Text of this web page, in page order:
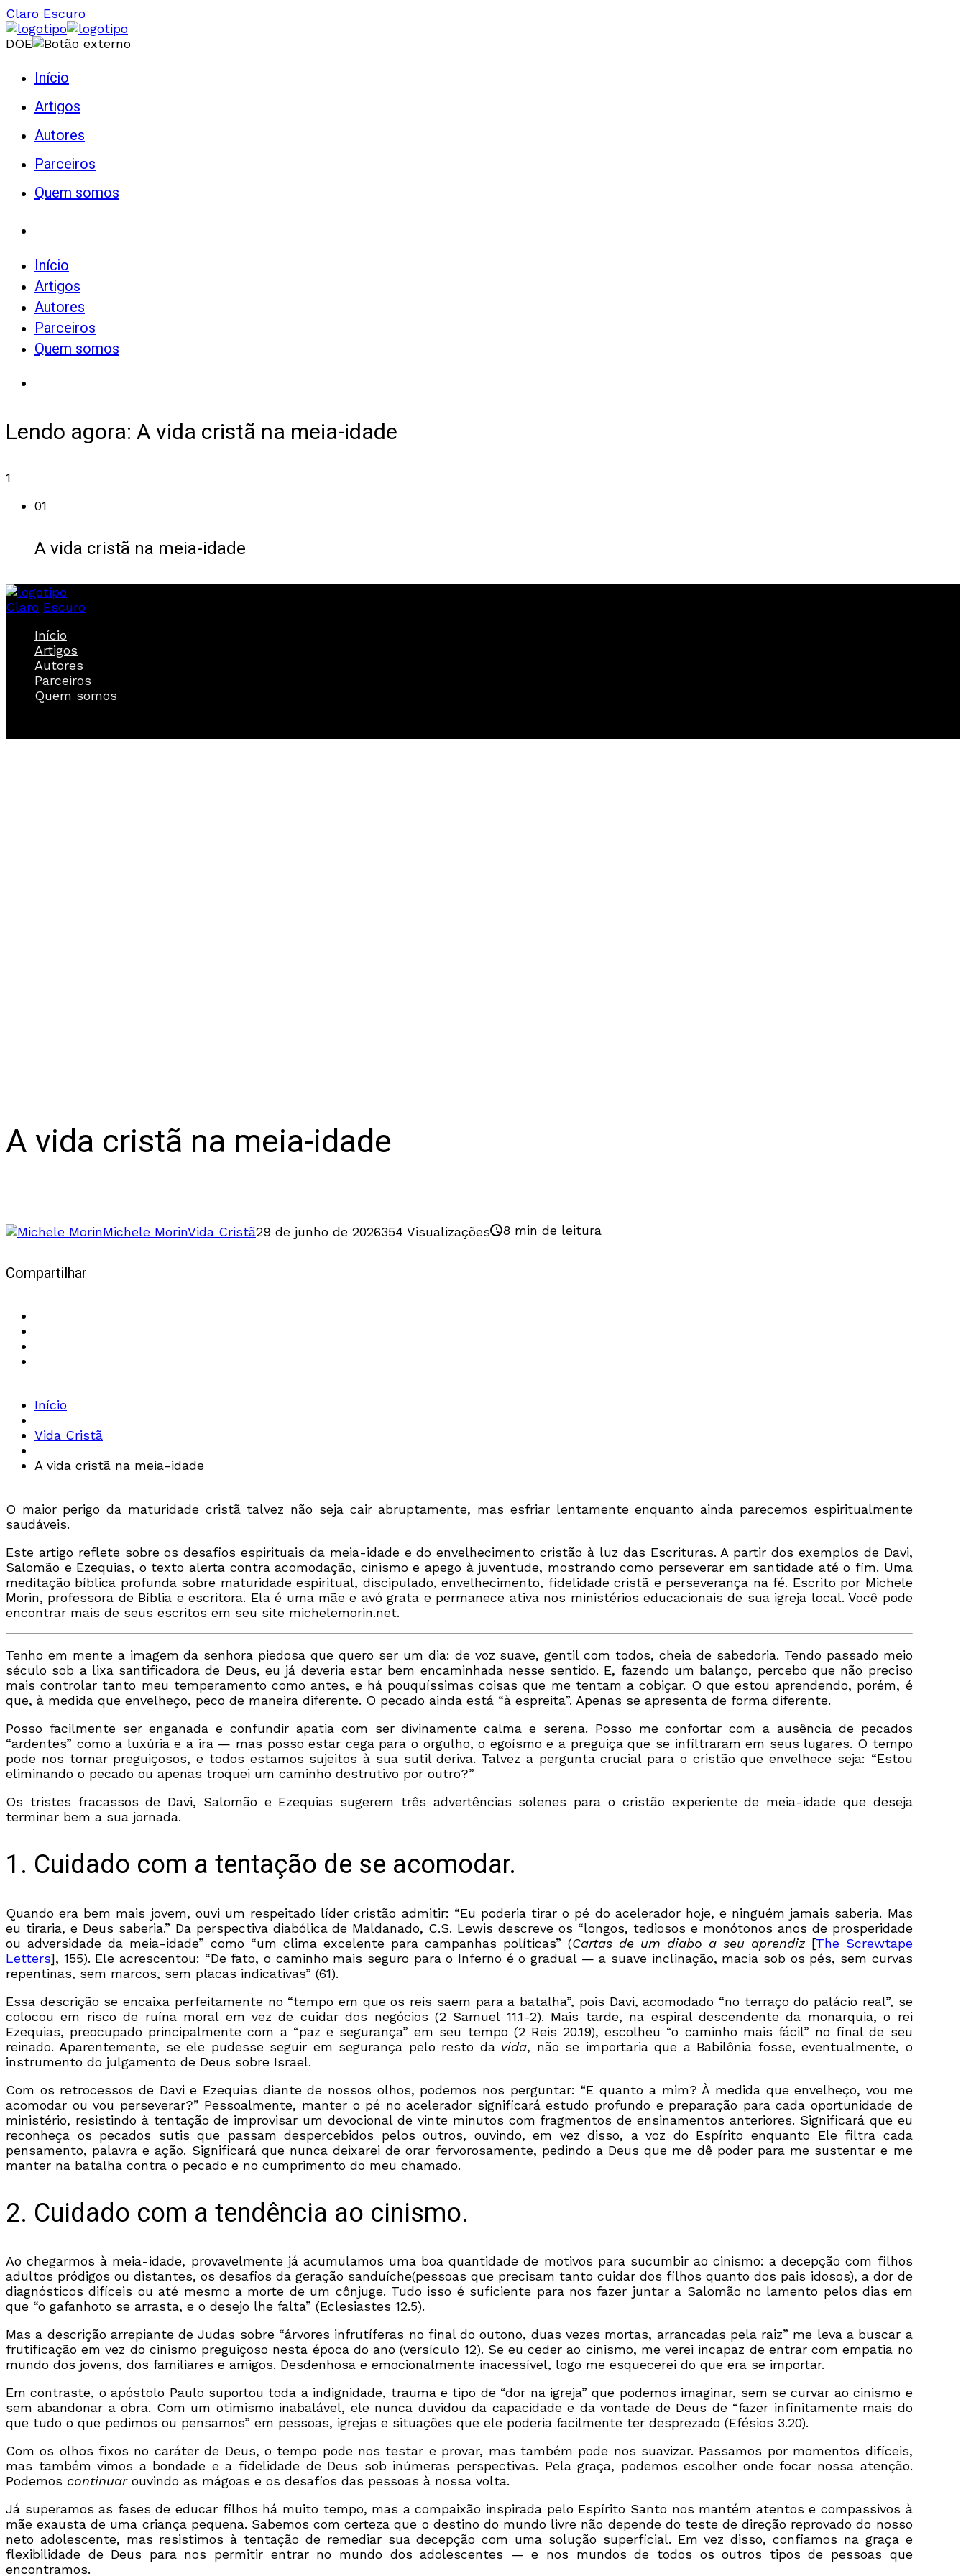
Claro Escuro
DOE
Início
Artigos
Autores
Parceiros
Quem somos
Início
Artigos
Autores
Parceiros
Quem somos
Lendo agora: A vida cristã na meia-idade
1
01
A vida cristã na meia-idade
Claro Escuro
Início
Artigos
Autores
Parceiros
Quem somos
A vida cristã na meia-idade
Michele MorinVida Cristã29 de junho de 2026354 Visualizações 8 min de leitura
Compartilhar
Início
Vida Cristã
A vida cristã na meia-idade
O maior perigo da maturidade cristã talvez não seja cair abruptamente, mas esfriar lentamente enquanto ainda parecemos espiritualmente
saudáveis.
Este artigo reflete sobre os desafios espirituais da meia-idade e do envelhecimento cristão à luz das Escrituras. A partir dos exemplos de Davi,
Salomão e Ezequias, o texto alerta contra acomodação, cinismo e apego à juventude, mostrando como perseverar em santidade até o fim. Uma
meditação bíblica profunda sobre maturidade espiritual, discipulado, envelhecimento, fidelidade cristã e perseverança na fé. Escrito por Michele
Morin, professora de Bíblia e escritora. Ela é uma mãe e avó grata e permanece ativa nos ministérios educacionais de sua igreja local. Você pode
encontrar mais de seus escritos em seu site michelemorin.net.
Tenho em mente a imagem da senhora piedosa que quero ser um dia: de voz suave, gentil com todos, cheia de sabedoria. Tendo passado meio
século sob a lixa santificadora de Deus, eu já deveria estar bem encaminhada nesse sentido. E, fazendo um balanço, percebo que não preciso
mais controlar tanto meu temperamento como antes, e há pouquíssimas coisas que me tentam a cobiçar. O que estou aprendendo, porém, é
que, à medida que envelheço, peco de maneira diferente. O pecado ainda está “à espreita”. Apenas se apresenta de forma diferente.
Posso facilmente ser enganada e confundir apatia com ser divinamente calma e serena. Posso me confortar com a ausência de pecados
“ardentes” como a luxúria e a ira — mas posso estar cega para o orgulho, o egoísmo e a preguiça que se infiltraram em seus lugares. O tempo
pode nos tornar preguiçosos, e todos estamos sujeitos à sua sutil deriva. Talvez a pergunta crucial para o cristão que envelhece seja: “Estou
eliminando o pecado ou apenas troquei um caminho destrutivo por outro?”
Os tristes fracassos de Davi, Salomão e Ezequias sugerem três advertências solenes para o cristão experiente de meia-idade que deseja
terminar bem a sua jornada.
1. Cuidado com a tentação de se acomodar.
Quando era bem mais jovem, ouvi um respeitado líder cristão admitir: “Eu poderia tirar o pé do acelerador hoje, e ninguém jamais saberia. Mas
eu tiraria, e Deus saberia.” Da perspectiva diabólica de Maldanado, C.S. Lewis descreve os “longos, tediosos e monótonos anos de prosperidade
ou adversidade da meia-idade” como “um clima excelente para campanhas políticas” (Cartas de um diabo a seu aprendiz[The Screwtape
Letters], 155). Ele acrescentou: “De fato, o caminho mais seguro para o Inferno é o gradual — a suave inclinação, macia sob os pés, sem curvas
repentinas, sem marcos, sem placas indicativas” (61).
Essa descrição se encaixa perfeitamente no “tempo em que os reis saem para a batalha”, pois Davi, acomodado “no terraço do palácio real”, se
colocou em risco de ruína moral em vez de cuidar dos negócios (2 Samuel 11.1-2). Mais tarde, na espiral descendente da monarquia, o rei
Ezequias, preocupado principalmente com a “paz e segurança” em seu tempo (2 Reis 20.19), escolheu “o caminho mais fácil” no final de seu
reinado. Aparentemente, se ele pudesse seguir em segurança pelo resto da vida, não se importaria que a Babilônia fosse, eventualmente, o
instrumento do julgamento de Deus sobre Israel.
Com os retrocessos de Davi e Ezequias diante de nossos olhos, podemos nos perguntar: “E quanto a mim? À medida que envelheço, vou me
acomodar ou vou perseverar?” Pessoalmente, manter o pé no acelerador significará estudo profundo e preparação para cada oportunidade de
ministério, resistindo à tentação de improvisar um devocional de vinte minutos com fragmentos de ensinamentos anteriores. Significará que eu
reconheça os pecados sutis que passam despercebidos pelos outros, ouvindo, em vez disso, a voz do Espírito enquanto Ele filtra cada
pensamento, palavra e ação. Significará que nunca deixarei de orar fervorosamente, pedindo a Deus que me dê poder para me sustentar e me
manter na batalha contra o pecado e no cumprimento do meu chamado.
2. Cuidado com a tendência ao cinismo.
Ao chegarmos à meia-idade, provavelmente já acumulamos uma boa quantidade de motivos para sucumbir ao cinismo: a decepção com filhos
adultos pródigos ou distantes, os desafios da geração sanduíche(pessoas que precisam tanto cuidar dos filhos quanto dos pais idosos), a dor de
diagnósticos difíceis ou até mesmo a morte de um cônjuge. Tudo isso é suficiente para nos fazer juntar a Salomão no lamento pelos dias em
que “o gafanhoto se arrasta, e o desejo lhe falta” (Eclesiastes 12.5).
Mas a descrição arrepiante de Judas sobre “árvores infrutíferas no final do outono, duas vezes mortas, arrancadas pela raiz” me leva a buscar a
frutificação em vez do cinismo preguiçoso nesta época do ano (versículo 12). Se eu ceder ao cinismo, me verei incapaz de entrar com empatia no
mundo dos jovens, dos familiares e amigos. Desdenhosa e emocionalmente inacessível, logo me esquecerei do que era se importar.
Em contraste, o apóstolo Paulo suportou toda a indignidade, trauma e tipo de “dor na igreja” que podemos imaginar, sem se curvar ao cinismo e
sem abandonar a obra. Com um otimismo inabalável, ele nunca duvidou da capacidade e da vontade de Deus de “fazer infinitamente mais do
que tudo o que pedimos ou pensamos” em pessoas, igrejas e situações que ele poderia facilmente ter desprezado (Efésios 3.20).
Com os olhos fixos no caráter de Deus, o tempo pode nos testar e provar, mas também pode nos suavizar. Passamos por momentos difíceis,
mas também vimos a bondade e a fidelidade de Deus sob inúmeras perspectivas. Pela graça, podemos escolher onde focar nossa atenção.
Podemos continuarouvindo as mágoas e os desafios das pessoas à nossa volta.
Já superamos as fases de educar filhos há muito tempo, mas a compaixão inspirada pelo Espírito Santo nos mantém atentos e compassivos à
mãe exausta de uma criança pequena. Sabemos com certeza que o destino do mundo livre não depende do teste de direção reprovado do nosso
neto adolescente, mas resistimos à tentação de remediar sua decepção com uma solução superficial. Em vez disso, confiamos na graça e
flexibilidade de Deus para nos permitir entrar no mundo dos adolescentes — e nos mundos de todos os outros tipos de pessoas que
encontramos.